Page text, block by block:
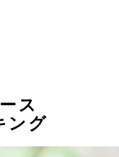
ス
ング